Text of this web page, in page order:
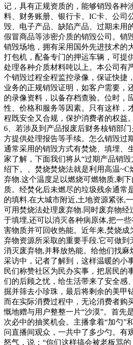
记，具有正规资质的，能够销毁各种
料、财务账册、银行卡、IC卡、公司
毁、电子产品、缺陷产品、过期未用
假冒商品等涉密介质的销毁公司。销
销毁场地，拥有采用国外先进技术的
打包机，配备专门的押运车辆，可提
处理各种介质材料吨以上。本公司有
个销毁过程全程监控录像，保证快捷
业务的正规销毁证明，如客户需要，
的录像资料，以备存档查验。位时，
性、价格和服务等因素。只有这样，
程既安全又合规，保护消费者的权益
6、若涉及到产品报废后财务核销部
方提供处理报告等手续。怎么销毁过
通常采用的销毁方式有焚烧、填埋、
家了解，下面我们将从“过期产品销
绍下。、焚烧焚烧法就是利用高温~C
弃物.这个温度足以燃烧可燃物质,剩
质。经焚化后未燃尽的垃圾残余通常
的填料.在大城市附近,土地资源紧张,
可用焚烧法处理废弃物.同时废弃物经
于填埋,还可以消灭各种病原体,把一
害物质并可回收热能。近年来,焚烧成
弃物资源所采取的重要手段.它可做到
消灭废弃物,并释放热能。给他们找
采访中，记者了解到，这样温暖的小
民们称赞社区为民办实事，把居民的
们的后顾之忧，给生活带来了安全感
掘并筛去小珍珠，最后将剩余的美甲
而在实际消费过程中，无论消费者购
慨地赠与用户整整一片“沙漠”。首先
次必中的抽奖机会。主播拿着“加勺”
问直播间观众，一共中了多少勺。有
怒气，说：“你们这样搞会被老板骂